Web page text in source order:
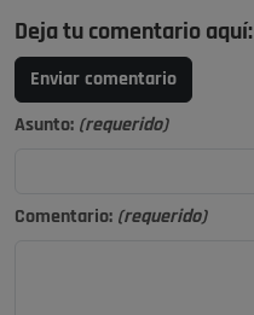
Deja tu comentario aquí:
Enviar comentario
Asunto: (requerido)
Comentario: (requerido)